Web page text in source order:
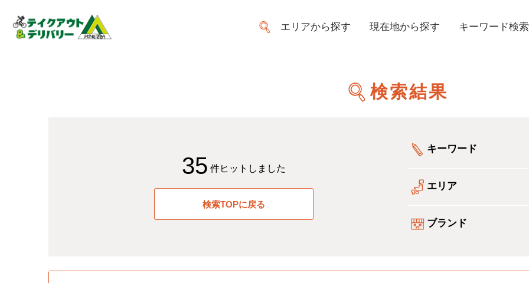
エリアから探す 現在地から探す キーワード検索
検索結果
35 件ヒットしました
検索TOPに戻る
キーワード
エリア
ブランド